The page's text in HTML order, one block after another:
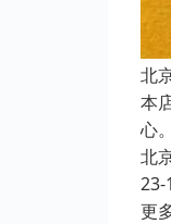
北
本
心
北
23-
更